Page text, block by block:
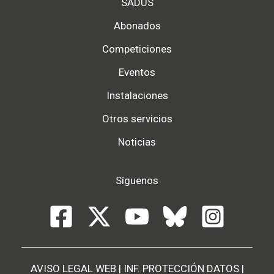
Abonados
Competiciones
Eventos
Instalaciones
Otros servicios
Noticias
Síguenos
AVISO LEGAL WEB | INF. PROTECCIÓN DATOS|